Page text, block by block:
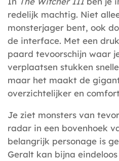
redelijk machtig. Niet
monsterjager bent, ook
de interface. Met een
paard tevoorschijn waar
verplaatsen stukken
maar het maakt de
overzichtelijker en
Je ziet monsters van
radar in een bovenhoek
belangrijk personage is
Geralt kan bijna